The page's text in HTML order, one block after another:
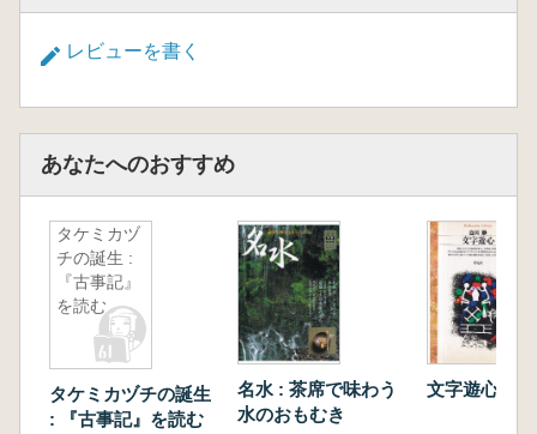
レビューを書く
あなたへのおすすめ
タケミカヅ
チの誕生 :
『古事記』
を読む
タケミカヅチの誕生
: 『古事記』を読む
名水 : 茶席で味わう
水のおもむき
文字遊心